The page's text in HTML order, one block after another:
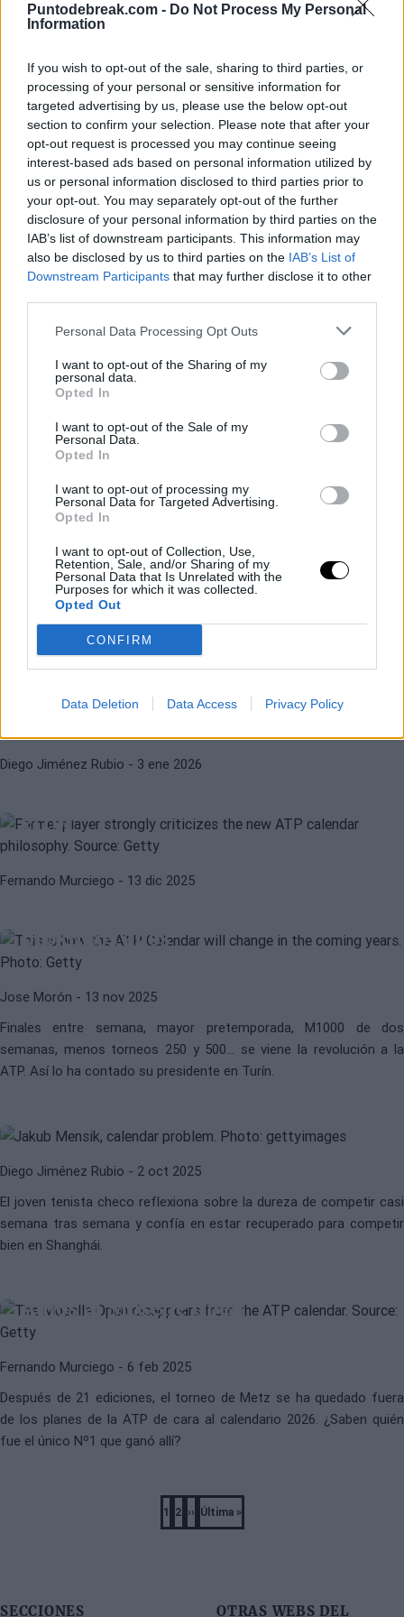
Puntodebreak.com - Do Not Process My Personal
Information
If you wish to opt-out of the sale, sharing to third parties, or
processing of your personal or sensitive information for
targeted advertising by us, please use the below opt-out
section to confirm your selection. Please note that after your
opt-out request is processed you may continue seeing
interest-based ads based on personal information utilized by
us or personal information disclosed to third parties prior to
your opt-out. You may separately opt-out of the further
disclosure of your personal information by third parties on the
IAB’s list of downstream participants. This information may
also be disclosed by us to third parties on the IAB’s List of
Downstream Participants that may further disclose it to other
Personal Data Processing Opt Outs
I want to opt-out of the Sharing of my
personal data.
Opted In
I want to opt-out of the Sale of my
Personal Data.
Opted In
I want to opt-out of processing my
Personal Data for Targeted Advertising.
Opted In
I want to opt-out of Collection, Use,
Retention, Sale, and/or Sharing of my
Personal Data that Is Unrelated with the
Purposes for which it was collected.
Opted Out
CONFIRM
Data Deletion Data Access Privacy Policy
Diego Jiménez Rubio
CARLOS ALCARAZATP
clave en su calendario para el 2026
Diego Jiménez Rubio- 1 feb 2026
CARLOS ALCARAZ ATP
Alcaraz ya ha conquistado 10 de los
15 torneos más importantes del
calendario ATP
Diego Jiménez Rubio- 1 feb 2026
CALENDARIO ATP
Este será el calendario ATP en 2027
Diego Jiménez Rubio- 15 ene 2026
TOMMY PAULATP
Paul: "Es un error seguir haciendo
duración"
Diego Jiménez Rubio - 3 ene 2026
ATPCALENDARIO ATP
error”
Fernando Murciego - 13 dic 2025
Se viene la REVOLUCIÓN: Así
próximos años
Jose Morón - 13 nov 2025
Finales entre semana, mayor pretemporada, M1000 de dos
semanas, menos torneos 250 y 500... se viene la revolución a la
ATP. Así lo ha contado su presidente en Turín.
JAKUB MENSIK ATP
Mensik: "Es inevitable que el
Diego Jiménez Rubio - 2 oct 2025
El joven tenista checo reflexiona sobre la dureza de competir casi
semana tras semana y confía en estar recuperado para competir
bien en Shanghái.
Adiós al Moselle Open
Fernando Murciego - 6 feb 2025
Después de 21 ediciones, el torneo de Metz se ha quedado fuera
de los planes de la ATP de cara al calendario 2026. ¿Saben quién
fue el único Nº1 que ganó allí?
Página
1
Página
2
Next
››
Last
Última »
SECCIONES OTRAS WEBS DEL